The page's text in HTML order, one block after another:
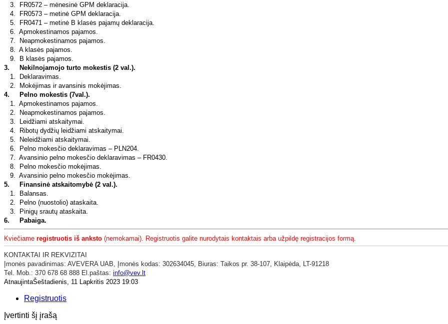
3.
FR0572 – mėnesinė GPM deklaracija.
4.
FR0573 – metinė GPM deklaracija.
5.
FR0471 – metinė B klasės pajamų deklaracija.
6.
Apmokestinamos pajamos.
7.
Neapmokestinamos pajamos.
8.
A klasės pajamos.
9.
B klasės pajamos.
3.
Nekilnojamojo turto mokestis (2 val.).
1.
Deklaravimas.
2.
Mokėjimas ir avansinis mokėjimas.
4.
Pelno mokestis (7val.).
1.
Apmokestinamos pajamos.
2.
Neapmokestinamos pajamos.
3.
Leidžiami atskaitymai.
4.
Ribotų dydžių leidžiami atskaitymai.
5.
Neleidžiami atskaitymai.
6.
Pelno mokesčio deklaravimas – PLN204.
7.
Avansinio pelno mokesčio deklaravimas – FR0430.
8.
Pelno mokesčio mokėjimas.
9.
Avansinio pelno mokesčio mokėjimas.
5.
Finansinė atskaitomybė (2 val.).
1.
Balansas.
2.
Pelno (nuostolio) ataskaita.
3.
Pinigų srautų ataskaita.
6. Pabaiga.
Kviečiame registruotis iš anksto (nemokamai). Registruotis galite nurodytais kontaktais arba užpildę registracijos formą.
KONTAKTAI IR REKVIZITAI
​Įmonės pavadinimas: AVEVERA UAB,
Įmonės kodas: 302634045, Biuras: Taikos pr. 38-107, Klaipėda,
LT-91218
Tel. Mob.: 370 678 68 888 El.paštas: info@vev.lt
AtnaujintaŠeštadienis, 11 Lapkritis 2023 19:03
Registruotis
Įvertinti šį įrašą